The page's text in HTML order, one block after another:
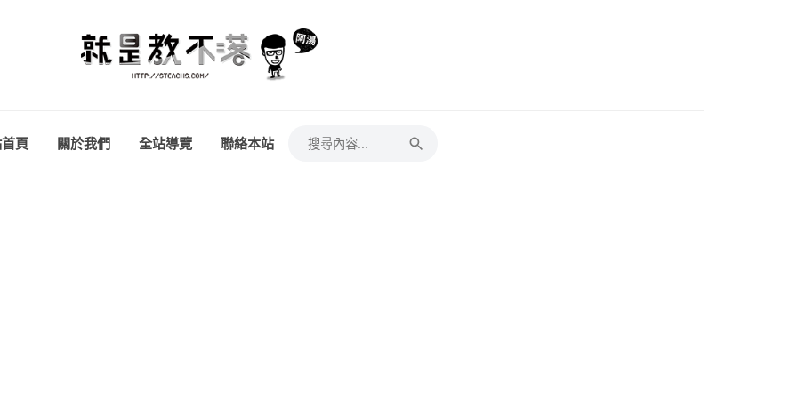
頁 關於我們 全站導覽 聯絡本站